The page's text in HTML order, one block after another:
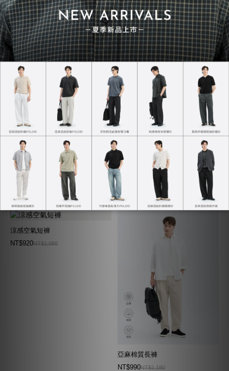
質感TEE 7.0
NT$730NT$780
超級重磅TEE
NT$748NT$850
華夫格亨利衫
NT$748
天絲棉亞麻寬鬆壓釦襯衫
NT$990
NT$1,180
涼感空氣短褲
NT$920NT$1,080
亞麻棉質長褲
NT$990NT$1,180